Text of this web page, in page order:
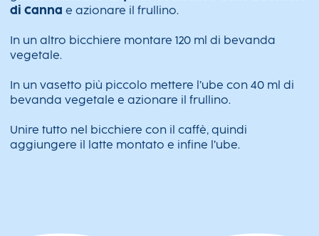
di Canna e azionare il frullino.
In un altro bicchiere montare 120 ml di bevanda
vegetale.
In un vasetto più piccolo mettere l’ube con 40 ml di
bevanda vegetale e azionare il frullino.
Unire tutto nel bicchiere con il caffè, quindi
aggiungere il latte montato e infine l’ube.